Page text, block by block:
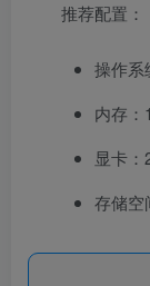
推荐配置：
操作系
内存：
显卡：
存储空